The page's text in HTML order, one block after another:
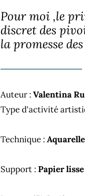
Pour moi ,le
discret des
la promesse
Auteur : Valentina
Type d'activité
Technique : Aquarelle
Support : Papier